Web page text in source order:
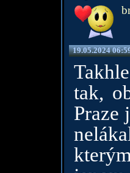
19.05.2024
tak,
Praze